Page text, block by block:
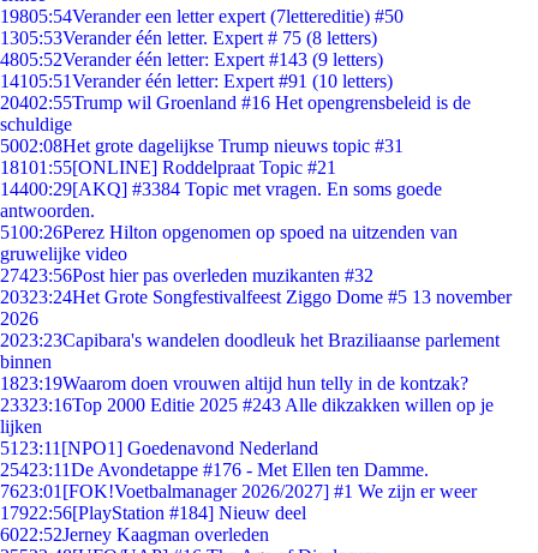
19805:54Verander een letter expert (7lettereditie) #50
1305:53Verander één letter. Expert # 75 (8 letters)
4805:52Verander één letter: Expert #143 (9 letters)
14105:51Verander één letter: Expert #91 (10 letters)
20402:55Trump wil Groenland #16 Het opengrensbeleid is de
schuldige
5002:08Het grote dagelijkse Trump nieuws topic #31
18101:55[ONLINE] Roddelpraat Topic #21
14400:29[AKQ] #3384 Topic met vragen. En soms goede
antwoorden.
5100:26Perez Hilton opgenomen op spoed na uitzenden van
gruwelijke video
27423:56Post hier pas overleden muzikanten #32
20323:24Het Grote Songfestivalfeest Ziggo Dome #5 13 november
2026
2023:23Capibara's wandelen doodleuk het Braziliaanse parlement
binnen
1823:19Waarom doen vrouwen altijd hun telly in de kontzak?
23323:16Top 2000 Editie 2025 #243 Alle dikzakken willen op je
lijken
51 23:11 [NPO1] Goedenavond Nederland
25423:11De Avondetappe #176 - Met Ellen ten Damme.
7623:01 [FOK!Voetbalmanager 2026/2027] #1 We zijn er weer
17922:56[PlayStation #184] Nieuw deel
6022:52Jerney Kaagman overleden